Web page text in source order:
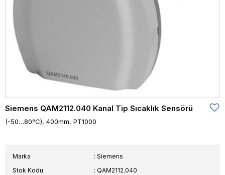
Siemens QAM2112.040 Kanal Tip Sıcaklık Sensörü
(-50…80°C), 400mm, PT1000
Marka : Siemens
Stok Kodu
QAM2112.040